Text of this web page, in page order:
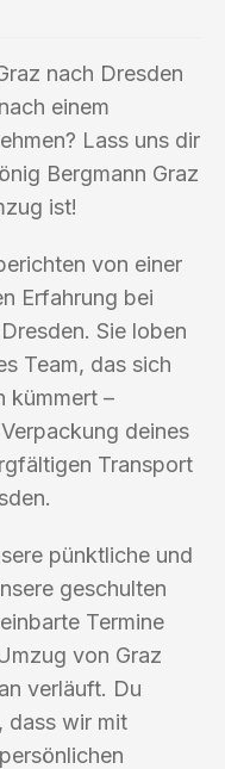
nach Dresden
einem
Lass uns dir
Bergmann Graz
ist!
von einer
Erfahrung bei
Sie loben
Team, das sich
kümmert –
deines
Transport
pünktliche und
geschulten
Termine
von Graz
verläuft. Du
dass wir mit